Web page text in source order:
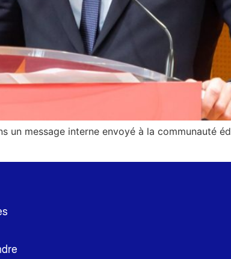
un message interne envoyé à la communauté